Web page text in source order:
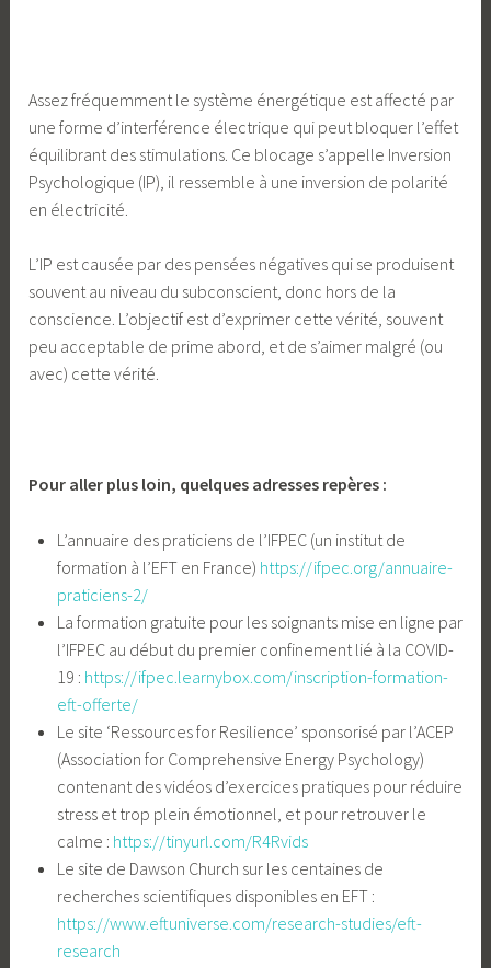
Assez fréquemment le système énergétique est affecté par
une forme d’interférence électrique qui peut bloquer l’effet
équilibrant des stimulations. Ce blocage s’appelle Inversion
Psychologique (IP), il ressemble à une inversion de polarité
en électricité.
L’IP est causée par des pensées négatives qui se produisent
souvent au niveau du subconscient, donc hors de la
conscience. L’objectif est d’exprimer cette vérité, souvent
peu acceptable de prime abord, et de s’aimer malgré (ou
avec) cette vérité.
Pour aller plus loin, quelques adresses repères :
L’annuaire des praticiens de l’IFPEC (un institut de
formation à l’EFT en France) https://ifpec.org/annuaire-
praticiens-2/
La formation gratuite pour les soignants mise en ligne par
l’IFPEC au début du premier confinement lié à la COVID-
19 : https://ifpec.learnybox.com/inscription-formation-
eft-offerte/
Le site ‘Ressources for Resilience’ sponsorisé par l’ACEP
(Association for Comprehensive Energy Psychology)
contenant des vidéos d’exercices pratiques pour réduire
stress et trop plein émotionnel, et pour retrouver le
calme : https://tinyurl.com/R4Rvids
Le site de Dawson Church sur les centaines de
recherches scientifiques disponibles en EFT :
https://www.eftuniverse.com/research-studies/eft-
research